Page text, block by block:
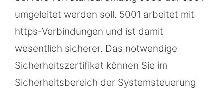
umgeleitet werden soll. 5001 arbeitet mit
https-Verbindungen und ist damit
wesentlich sicherer. Das notwendige
Sicherheitszertifikat können Sie im
Sicherheitsbereich der Systemsteuerung